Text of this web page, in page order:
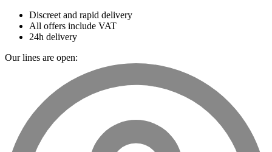
Discreet and rapid delivery
All offers include VAT
24h delivery
Our lines are open: